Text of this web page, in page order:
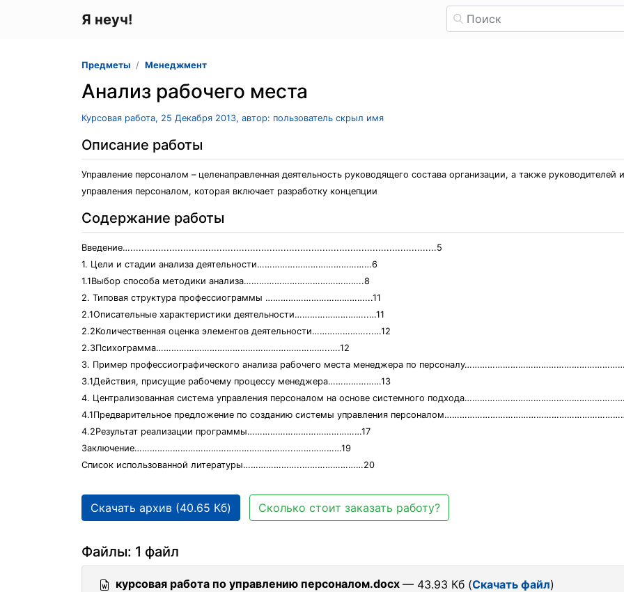
Я неуч!
Предметы Менеджмент
Анализ рабочего места
Курсовая работа, 25 Декабря 2013, автор: пользователь скрыл имя
Описание работы
Управление персоналом – целенаправленная деятельность руководящего состава организации, а также
управления персоналом, которая включает разработку концепции
Содержание работы
Введение…..............................................................................................................5
1. Цели и стадии анализа деятельности………………………………………6
1.1Выбор способа методики анализа………………………………………..8
2. Типовая структура профессиограммы …………………………………...11
2.1Описательные характеристики деятельности………………………..…11
2.2Количественная оценка элементов деятельности…………………...…12
2.3Психограмма…………………………………………………………..….12
3. Пример профессиографического анализа рабочего места менеджера по
3.1Действия, присущие рабочему процессу менеджера…………………13
4. Централизованная система управления персоналом на основе системного
4.1Предварительное предложение по созданию системы управления
4.2Результат реализации программы………………………………………17
Заключение……………………………………………………...………………19
Список использованной литературы…………………..……………………20
Скачать архив (40.65 Кб) Сколько стоит заказать работу?
Файлы: 1 файл
курсовая работа по управлению персоналом.docx — 43.93 Кб (Скачать файл)